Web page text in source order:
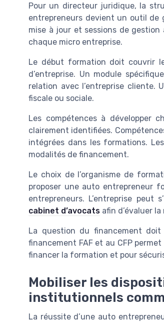
Pour un directeur juridique, la
entrepreneurs devient un outil de
mise à jour et sessions de
chaque micro entreprise.
Le début formation doit couvrir
d’entreprise. Un module
relation avec l’entreprise
fiscale ou sociale.
Les compétences à développer
clairement identifiées.
intégrées dans les formations.
modalités de financement.
Le choix de l’organisme de
proposer une auto entrepreneur
entrepreneurs. L’entreprise peut
cabinet d’avocats afin d’évaluer
La question du financement
financement FAF et au CFP
financer la formation et pour
Mobiliser les
institutionnels
La réussite d’une auto